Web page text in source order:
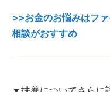
>>お金のお悩みはフ
相談がおすすめ